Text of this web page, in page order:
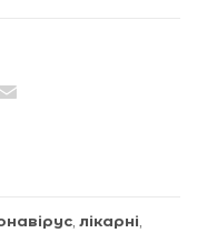
, лікарні,